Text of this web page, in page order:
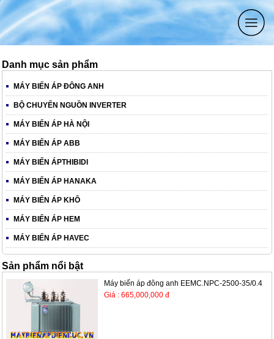
Danh mục sản phẩm
MÁY BIẾN ÁP ĐÔNG ANH
BỘ CHUYỂN NGUỒN INVERTER
MÁY BIẾN ÁP HÀ NỘI
MÁY BIẾN ÁP ABB
MÁY BIẾN ÁPTHIBIDI
MÁY BIẾN ÁP HANAKA
MÁY BIẾN ÁP KHÔ
MÁY BIẾN ÁP HEM
MÁY BIẾN ÁP HAVEC
Sản phẩm nổi bật
Máy biến áp đông anh EEMC.NPC-2500-35/0.4
Giá : 665,000,000 đ